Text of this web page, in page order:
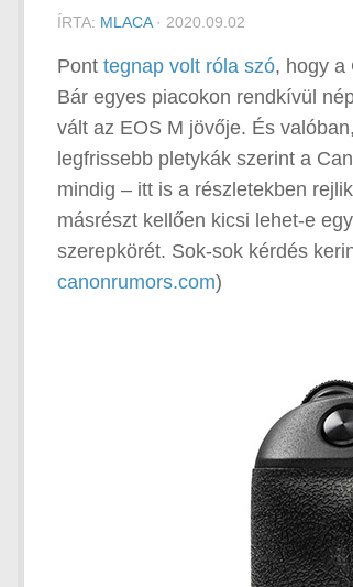
ÍRTA: MLACA· 2020.09.02
Pont tegnap volt róla szó, hogy a
Bár egyes piacokon rendkívül
vált az EOS M jövője. És
legfrissebb pletykák szerint a
mindig – itt is a részletekben
másrészt kellően kicsi lehet-e
szerepkörét. Sok-sok kérdés
canonrumors.com)